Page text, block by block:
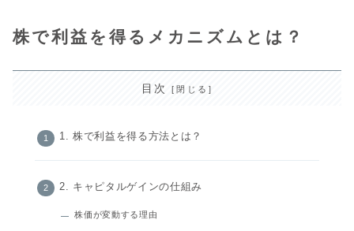
株で利益を得るメカニズムとは？
目次
1. 株で利益を得る方法とは？
2. キャピタルゲインの仕組み
株価が変動する理由